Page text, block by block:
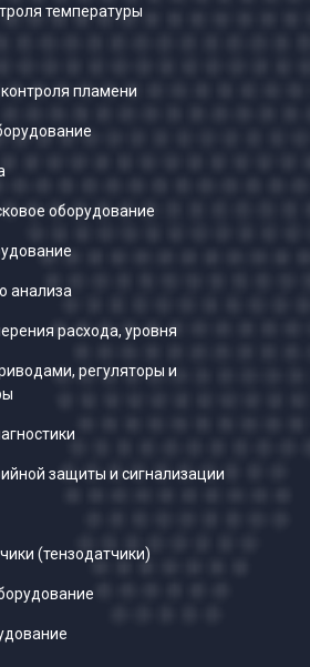
температуры
пламени
оборудование
анализа
расхода, уровня
регуляторы и
защиты и сигнализации
(тензодатчики)